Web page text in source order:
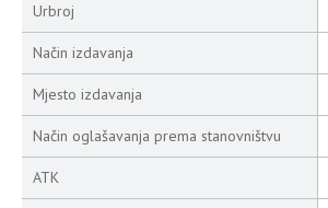
Urbroj
Način izdavanja
Mjesto izdavanja
Način oglašavanja prema stanovništvu
ATK